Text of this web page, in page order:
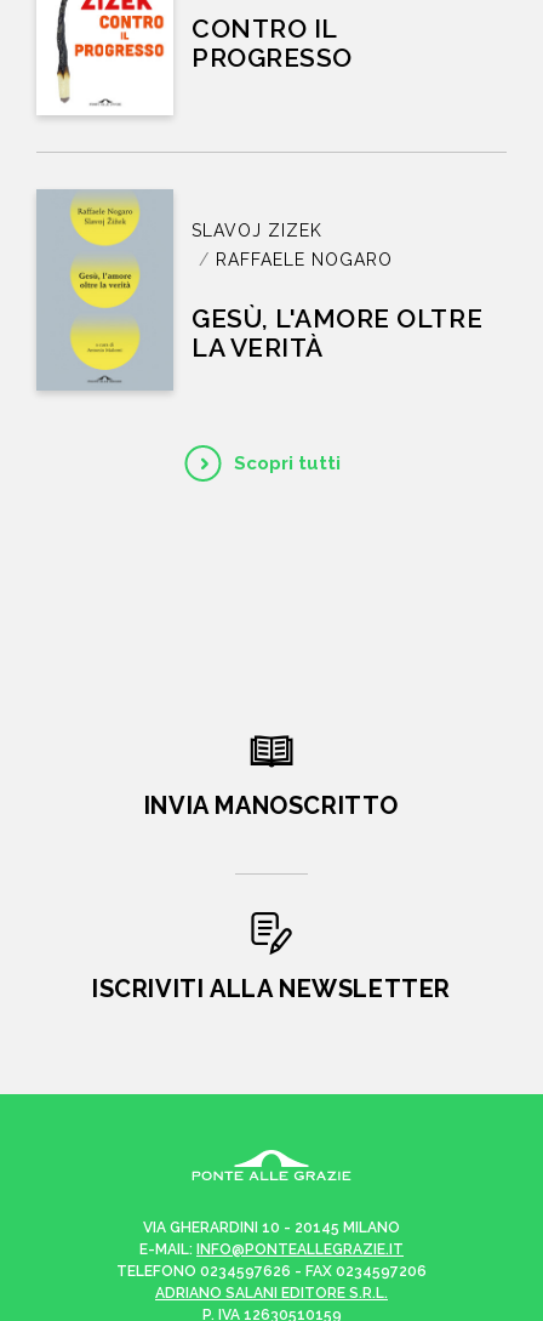
Scopri tutti
CONTRO IL
PROGRESSO
SLAVOJ ZIZEK
RAFFAELE NOGARO
GESÙ, L'AMORE OLTRE
LA VERITÀ
INVIA MANOSCRITTO
ISCRIVITI ALLA NEWSLETTER
VIA GHERARDINI 10 - 20145 MILANO
E-MAIL:
INFO@PONTEALLEGRAZIE.IT
TELEFONO 0234597626 - FAX 0234597206
ADRIANO SALANI EDITORE S.R.L.
P. IVA 12630510159